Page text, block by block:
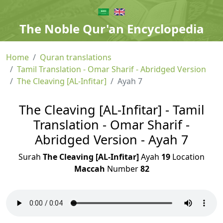
The Noble Qur'an Encyclopedia
Home
Quran translations
Tamil Translation - Omar Sharif - Abridged Version
The Cleaving [AL-Infitar]
Ayah 7
The Cleaving [AL-Infitar] - Tamil
Translation - Omar Sharif -
Abridged Version - Ayah 7
Surah The Cleaving [AL-Infitar]Ayah 19 Location
Maccah Number82